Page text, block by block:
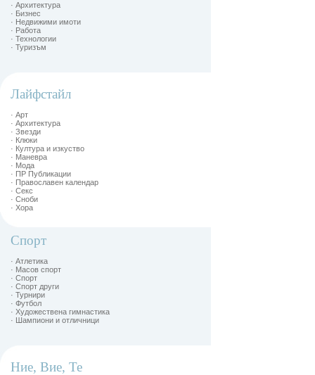
· Архитектура
· Бизнес
· Недвижими имоти
· Работа
· Технологии
· Туризъм
Лайфстайл
· Арт
· Архитектура
· Звезди
· Клюки
· Култура и изкуство
· Маневра
· Мода
· ПР Публикации
· Православен календар
· Секс
· Сноби
· Хора
Спорт
· Атлетика
· Масов спорт
· Спорт
· Спорт други
· Турнири
· Футбол
· Художествена гимнастика
· Шампиони и отличници
Ние, Вие, Те